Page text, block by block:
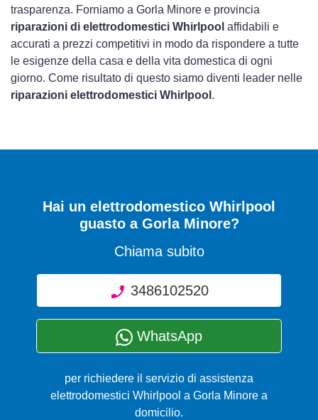
trasparenza. Forniamo a Gorla Minore e provincia
riparazioni di elettrodomestici Whirlpool affidabili e
accurati a prezzi competitivi in modo da rispondere a tutte
le esigenze della casa e della vita domestica di ogni
giorno. Come risultato di questo siamo diventi leader nelle
riparazioni elettrodomestici Whirlpool .
Hai un elettrodomestico Whirlpool
guasto a Gorla Minore?
Chiama subito
3486102520
WhatsApp
per richiedere il servizio di assistenza
elettrodomestici Whirlpool a Gorla Minore a
domicilio.